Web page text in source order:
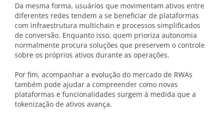
Da mesma forma, usuários que movimentam ativos entre
diferentes redes tendem a se beneficiar de plataformas
com infraestrutura multichain e processos simplificados
de conversão. Enquanto isso, quem prioriza autonomia
normalmente procura soluções que preservem o controle
sobre os próprios ativos durante as operações.
Por fim, acompanhar a evolução do mercado de RWAs
também pode ajudar a compreender como novas
plataformas e funcionalidades surgem à medida que a
tokenização de ativos avança.